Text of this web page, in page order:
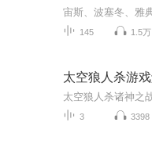
145 1.5万
太空狼人杀游
3 3398